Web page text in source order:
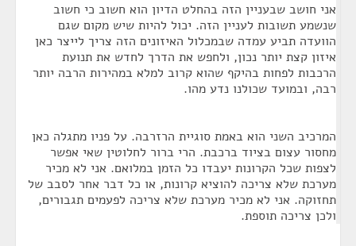
אני חושב שבעניין הזה בהחלט הדיון הוא חשוב כי חשוב
שנשמע תשובות לעניין הזה. יכול להיות שיש מקום שגם
הוועדה תביע עמדה שבמכלול האיזונים הזה צריך לייצר כאן
איזון קצת יותר נכון, ולחפש את הדרך לחדש את תנועת
הרכבות לפחות בהיקף שהוא קרוב למלא במהירות הרבה יותר
רבה, ובמועד שכולנו נדע מהו.
המרכיב השני הוא באמת סוגיית הרזרבה. על פניו מתגלה כאן
מחסור עצום בציוד ברכבת. הרי ברור לחלוטין שאי אפשר
לצפות שכל הקרונות יעבדו כל הזמן במלואם. אני לא מכיר
מערכת שלא צריכה להוציא קרונות, או כל דבר אחר לסבב של
תחזוקה. אני לא מכיר מערכת שלא צריכה לפעמים תגבורים,
ולכן צריכה תוספת.